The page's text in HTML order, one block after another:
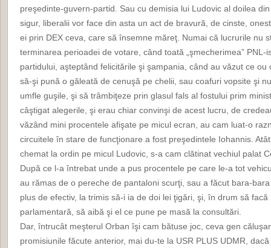
preşedinte-guvern-partid. Sau cu demisia lui Ludovic al doilea
sigur, liberalii vor face din asta un act de bravură, de cinste,
ei prin DEX ceva, care să însemne măreţ. Numai că lucrurile nu
terminarea perioadei de votare, când toată „şmecherimea” PNL-
partidului, aşteptând felicitările şi şampania, când au văzut ce
să-şi pună o găleată de cenuşă pe chelii, sau coafuri vopsite şi
umfle guşile, şi să trâmbiţeze prin glasul fals al fostului prim
câştigat alegerile, şi erau chiar convinşi de acest lucru, de
văzând mini procentele afişate pe micul ecran, au cam luat-o
circuitele în stare de funcţionare a fost preşedintele Iohannis.
chemat la ordin pe micul Ludovic, s-a cam clătinat vechiul palat
După ce l-a întrebat unde a pus procentele pe care le-a tot
au rămas de o pereche de pantaloni scurţi, sau a făcut bara-
plus de efectiv, la trimis să-i ia de doi lei ţigări, şi, în drum să
parlamentară, să aibă şi el ce pune pe masă la consultări.
Dar, întrucât meşterul Orban îşi cam bătuse joc, ceva gen
promisiunile făcute anterior, mai du-te la USR PLUS UDMR,